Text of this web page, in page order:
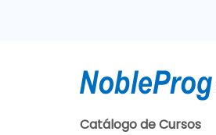
Catálogo de Cursos